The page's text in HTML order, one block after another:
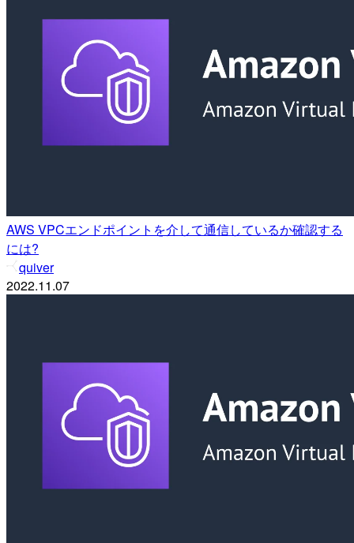
AWS VPCエンドポイントを介して通信しているか確認する
には?
quiver
2022.11.07